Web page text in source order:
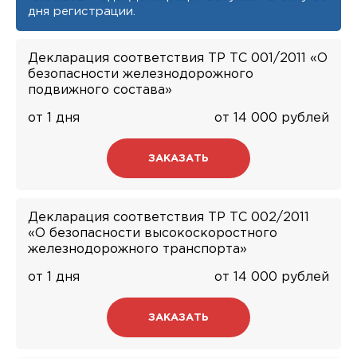
дня регистрации.
Декларация соответствия ТР ТС 001/2011 «О
безопасности железнодорожного
подвижного состава»
от 1 дня от 14 000 рублей
ЗАКАЗАТЬ
Декларация соответствия ТР ТС 002/2011
«О безопасности высокоскоростного
железнодорожного транспорта»
от 1 дня от 14 000 рублей
ЗАКАЗАТЬ